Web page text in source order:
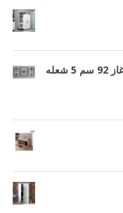
مسطح فلات استانلس ستيل سماكة 1.6 مم غاز 92 سم 5 شعله